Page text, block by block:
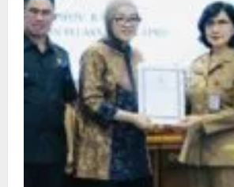
Rapur
Penyampaian
Pendapat
Akhir
Gubernur
atas
Persetujuan
Bersama
Raperda